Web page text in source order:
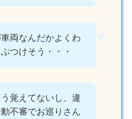
両なんだかよくわ
つけそう・・・
覚えてないし、違
不審でお巡りさん